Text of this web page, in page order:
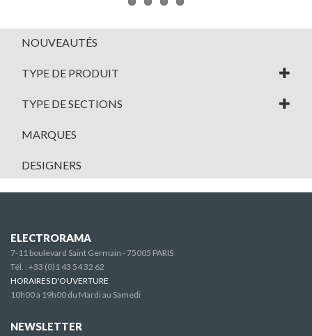
NOUVEAUTÉS
TYPE DE PRODUIT
TYPE DE SECTIONS
MARQUES
DESIGNERS
ELECTRORAMA
7-11 boulevard Saint Germain - 75005 PARIS
Tél. : +33 (0)1 43 54 32 62
HORAIRES D'OUVERTURE
10h00 à 19h00 du Mardi au Samedi
NEWSLETTER